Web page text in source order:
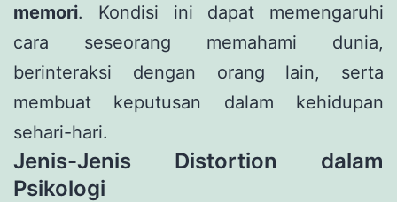
memori. Kondisi ini dapat memengaruhi
cara seseorang memahami dunia,
berinteraksi dengan orang lain, serta
membuat keputusan dalam kehidupan
sehari-hari.
Jenis-Jenis Distortion dalam
Psikologi